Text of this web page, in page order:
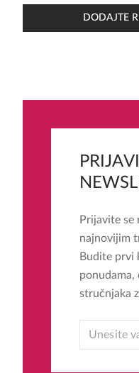
DODAJTE
Prijavite se
najnovijim
Budite prvi
ponudama,
stručnjaka
EMAIL